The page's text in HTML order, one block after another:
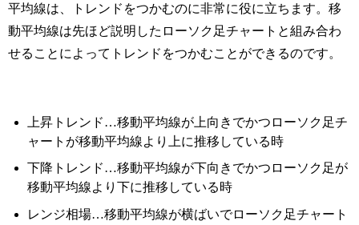
平均線は、トレンドをつかむのに非常に役に立ちます。 移
動平均線は先ほど説明したローソク足チャートと組み合わ
せることによってトレンドをつかむことができるのです。
上昇トレンド…移動平均線が上向きでかつローソク足チ
ャートが移動平均線より上に推移している時
下降トレンド…移動平均線が下向きでかつローソク足が
移動平均線より下に推移している時
レンジ相場…移動平均線が横ばいでローソク足チャート